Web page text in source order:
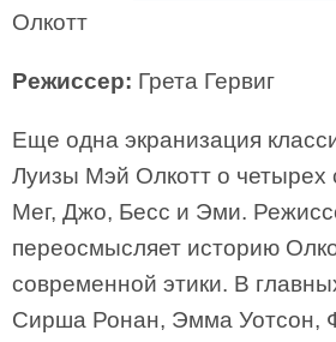
Олкотт
Режиссер: Грета Гервиг
Еще одна экранизация
Луизы Мэй Олкотт о четырех
Мег, Джо, Бесс и Эми.
переосмысляет историю
современной этики. В
Сирша Ронан, Эмма Уотсон,